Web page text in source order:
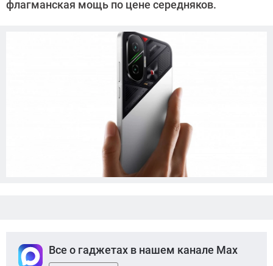
флагманская мощь по цене середняков.
Все о гаджетах в нашем канале Max